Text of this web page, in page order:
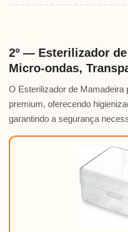
2º — Esterilizador
Micro-ondas,
O Esterilizador de
premium, oferecendo
garantindo a segurança